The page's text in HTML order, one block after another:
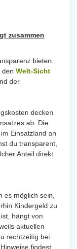
zusammen
bieten.
den Welt-Sicht
der
decken
ab. Die
Einsatzland an
du transparent,
Anteil direkt
es möglich sein,
Kindergeld zu
hängt von
aktuellen
rechtzeitig bei
findest